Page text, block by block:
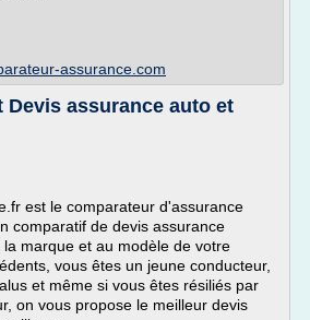
assurance.com
Devis assurance auto et
est le comparateur d'assurance
comparatif de devis assurance
marque et au modèle de votre
vous êtes un jeune conducteur,
et même si vous êtes résiliés par
on vous propose le meilleur devis